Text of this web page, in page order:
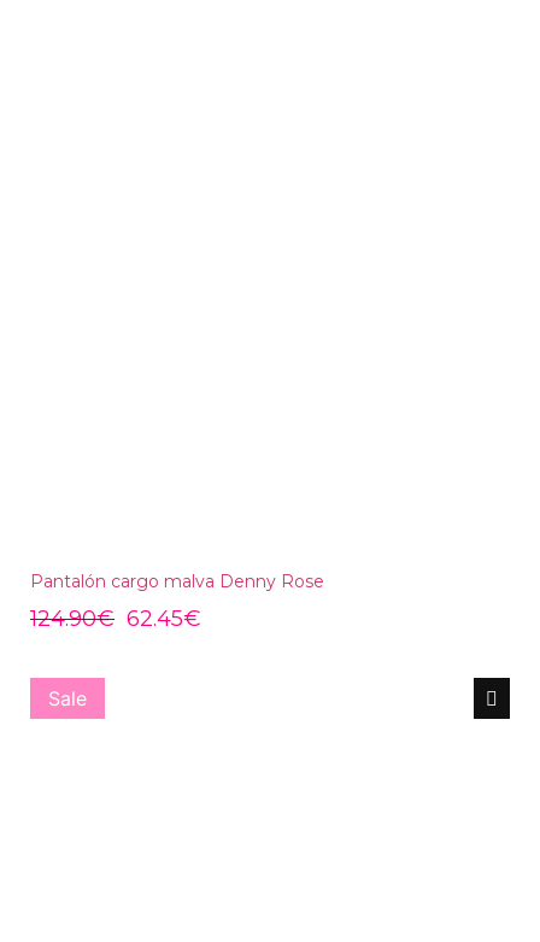
Pantalón cargo malva Denny Rose
124.90€ 62.45€
Sale